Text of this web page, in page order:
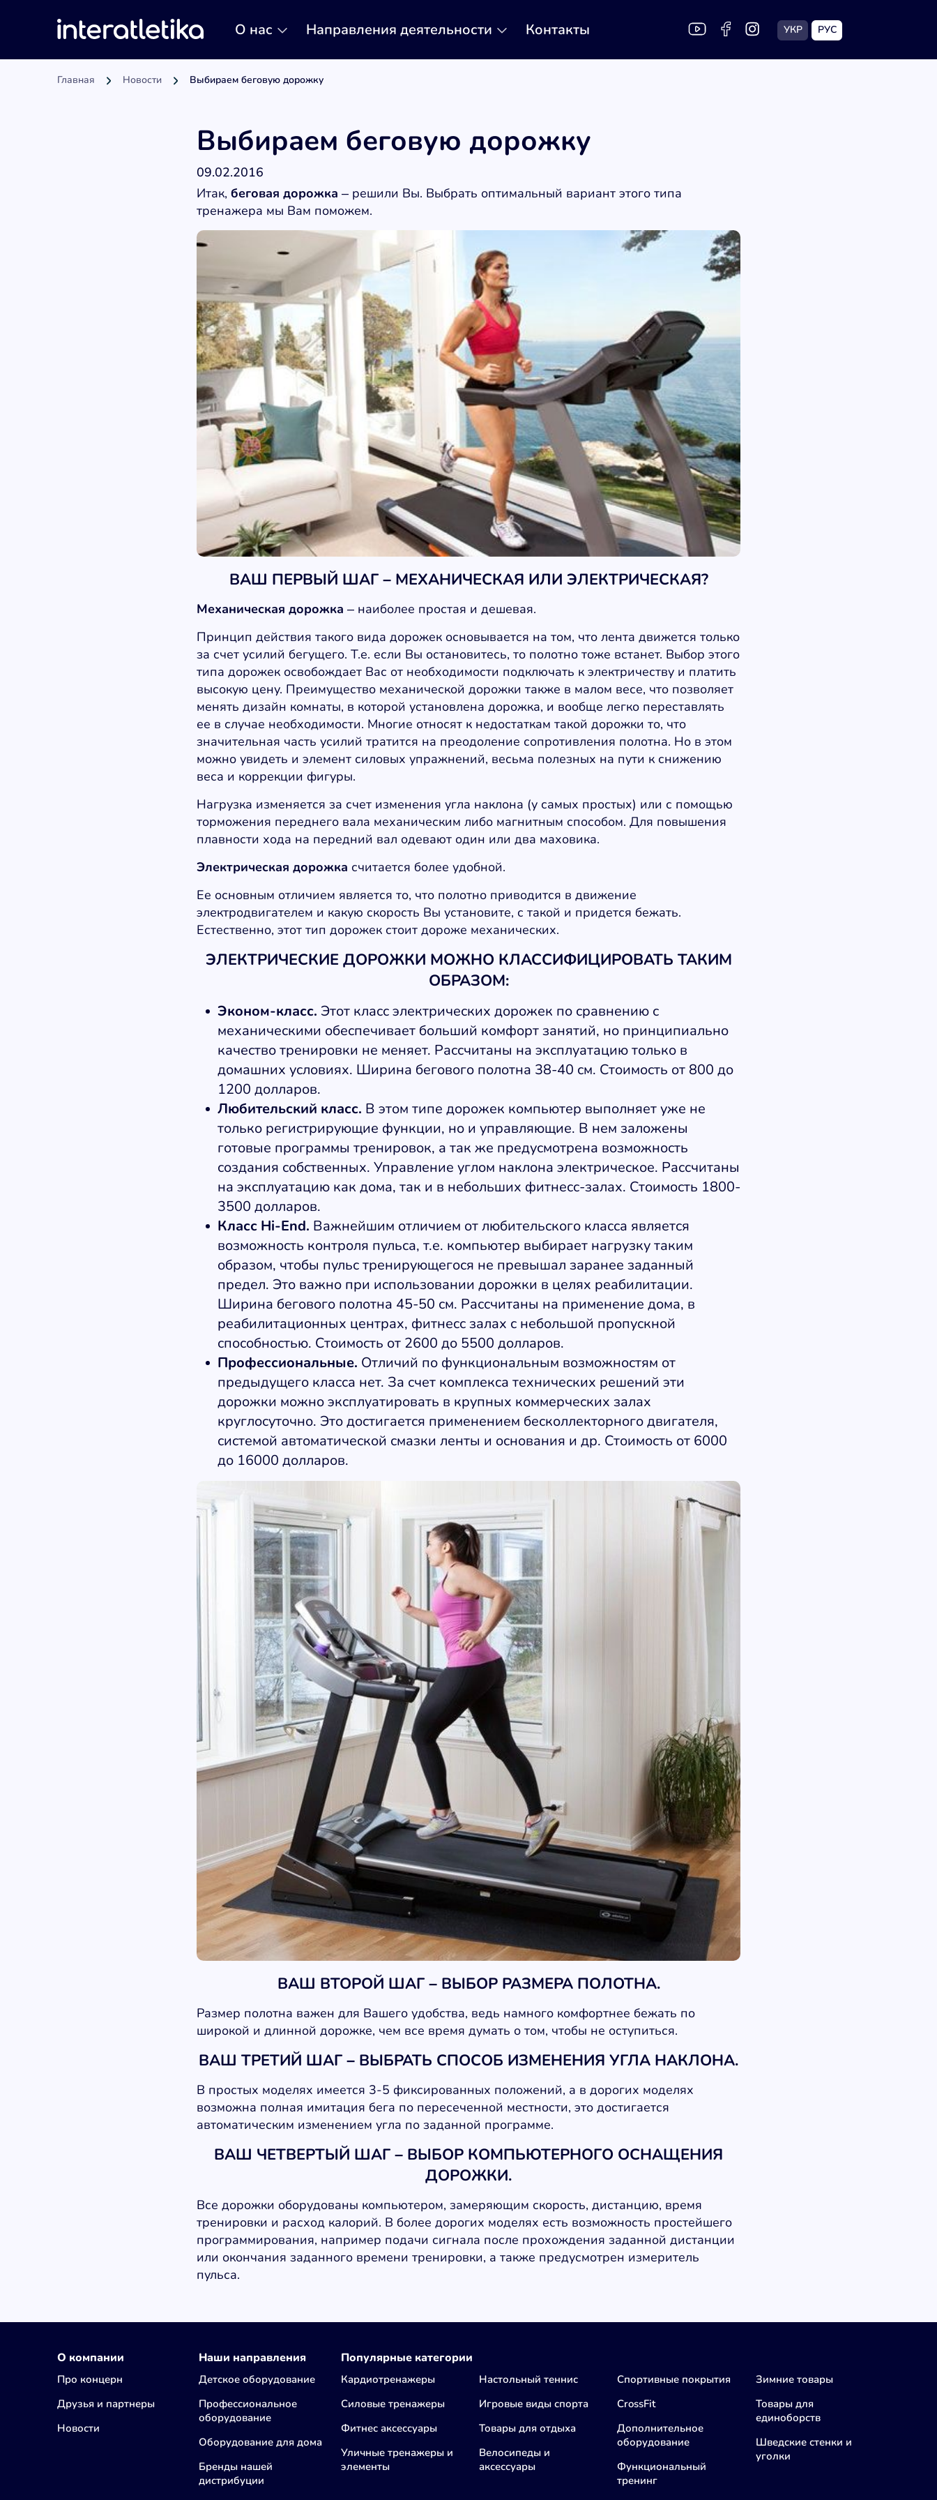
О нас Направления деятельности Контакты УКР РУС
Главная Новости Выбираем беговую дорожку
Выбираем беговую дорожку
09.02.2016
Итак, беговая дорожка – решили Вы. Выбрать оптимальный вариант этого типа
тренажера мы Вам поможем.
ВАШ ПЕРВЫЙ ШАГ – МЕХАНИЧЕСКАЯ ИЛИ ЭЛЕКТРИЧЕСКАЯ?
Механическая дорожка – наиболее простая и дешевая.
Принцип действия такого вида дорожек основывается на том, что лента движется только
за счет усилий бегущего. Т.е. если Вы остановитесь, то полотно тоже встанет. Выбор этого
типа дорожек освобождает Вас от необходимости подключать к электричеству и платить
высокую цену. Преимущество механической дорожки также в малом весе, что позволяет
менять дизайн комнаты, в которой установлена дорожка, и вообще легко переставлять
ее в случае необходимости. Многие относят к недостаткам такой дорожки то, что
значительная часть усилий тратится на преодоление сопротивления полотна. Но в этом
можно увидеть и элемент силовых упражнений, весьма полезных на пути к снижению
веса и коррекции фигуры.
Нагрузка изменяется за счет изменения угла наклона (у самых простых) или с помощью
торможения переднего вала механическим либо магнитным способом. Для повышения
плавности хода на передний вал одевают один или два маховика.
Электрическая дорожка считается более удобной.
Ее основным отличием является то, что полотно приводится в движение
электродвигателем и какую скорость Вы установите, с такой и придется бежать.
Естественно, этот тип дорожек стоит дороже механических.
ЭЛЕКТРИЧЕСКИЕ ДОРОЖКИ МОЖНО КЛАССИФИЦИРОВАТЬ ТАКИМ
ОБРАЗОМ:
Эконом-класс. Этот класс электрических дорожек по сравнению с
механическими обеспечивает больший комфорт занятий, но принципиально
качество тренировки не меняет. Рассчитаны на эксплуатацию только в
домашних условиях. Ширина бегового полотна 38-40 см. Стоимость от 800 до
1200 долларов.
Любительский класс. В этом типе дорожек компьютер выполняет уже не
только регистрирующие функции, но и управляющие. В нем заложены
готовые программы тренировок, а так же предусмотрена возможность
создания собственных. Управление углом наклона электрическое. Рассчитаны
на эксплуатацию как дома, так и в небольших фитнесс-залах. Стоимость 1800-
3500 долларов.
Класс Hi-End. Важнейшим отличием от любительского класса является
возможность контроля пульса, т.е. компьютер выбирает нагрузку таким
образом, чтобы пульс тренирующегося не превышал заранее заданный
предел. Это важно при использовании дорожки в целях реабилитации.
Ширина бегового полотна 45-50 см. Рассчитаны на применение дома, в
реабилитационных центрах, фитнесс залах с небольшой пропускной
способностью. Стоимость от 2600 до 5500 долларов.
Профессиональные. Отличий по функциональным возможностям от
предыдущего класса нет. За счет комплекса технических решений эти
дорожки можно эксплуатировать в крупных коммерческих залах
круглосуточно. Это достигается применением бесколлекторного двигателя,
системой автоматической смазки ленты и основания и др. Стоимость от 6000
до 16000 долларов.
ВАШ ВТОРОЙ ШАГ –ВЫБОР РАЗМЕРА ПОЛОТНА.
Размер полотна важен для Вашего удобства, ведь намного комфортнее бежать по
широкой и длинной дорожке, чем все время думать о том, чтобы не оступиться.
ВАШ ТРЕТИЙ ШАГ – ВЫБРАТЬ СПОСОБ ИЗМЕНЕНИЯ УГЛА НАКЛОНА.
В простых моделях имеется 3-5 фиксированных положений, а в дорогих моделях
возможна полная имитация бега по пересеченной местности, это достигается
автоматическим изменением угла по заданной программе.
ВАШ ЧЕТВЕРТЫЙ ШАГ – ВЫБОР КОМПЬЮТЕРНОГО ОСНАЩЕНИЯ
ДОРОЖКИ.
Все дорожки оборудованы компьютером, замеряющим скорость, дистанцию, время
тренировки и расход калорий. В более дорогих моделях есть возможность простейшего
программирования, например подачи сигнала после прохождения заданной дистанции
или окончания заданного времени тренировки, а также предусмотрен измеритель
пульса.
О компании
Про концерн
Друзья и партнеры
Новости
Наши направления
Детское оборудование
Профессиональное
оборудование
Оборудование для дома
Бренды нашей
дистрибуции
Популярные категории
Кардиотренажеры
Силовые тренажеры
Фитнес аксессуары
Уличные тренажеры и
элементы
Настольный теннис
Игровые виды спорта
Товары для отдыха
Велосипеды и
аксессуары
Спортивные покрытия
CrossFit
Дополнительное
оборудование
Функциональный
тренинг
Зимние товары
Товары для
единоборств
Шведские стенки и
уголки